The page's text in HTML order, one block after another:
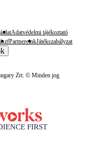
Adatvédelmi tájékoztató
PartnereinkJátékszabályzat
Zrt. © Minden jog